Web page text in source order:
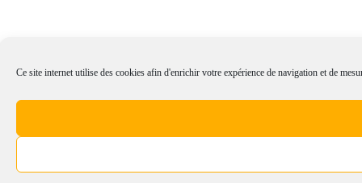
Ce site internet utilise des cookies afin d'enrichir votre expérience de navigation et de